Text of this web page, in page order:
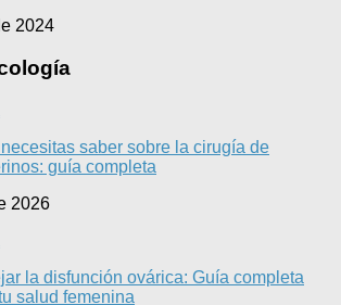
2024
saber sobre la cirugía de
guía completa
2026
la disfunción ovárica: Guía completa
salud femenina